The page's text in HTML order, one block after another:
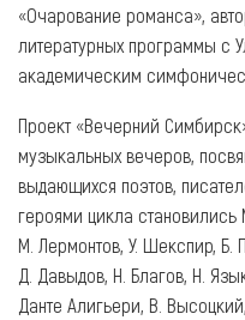
«Очарование романса»,
литературных программы с
академическим
Проект «Вечерний
музыкальных вечеров,
выдающихся поэтов,
героями цикла становились
М. Лермонтов, У. Шекспир, Б.
Д. Давыдов, Н. Благов, Н.
Данте Алигьери, В.